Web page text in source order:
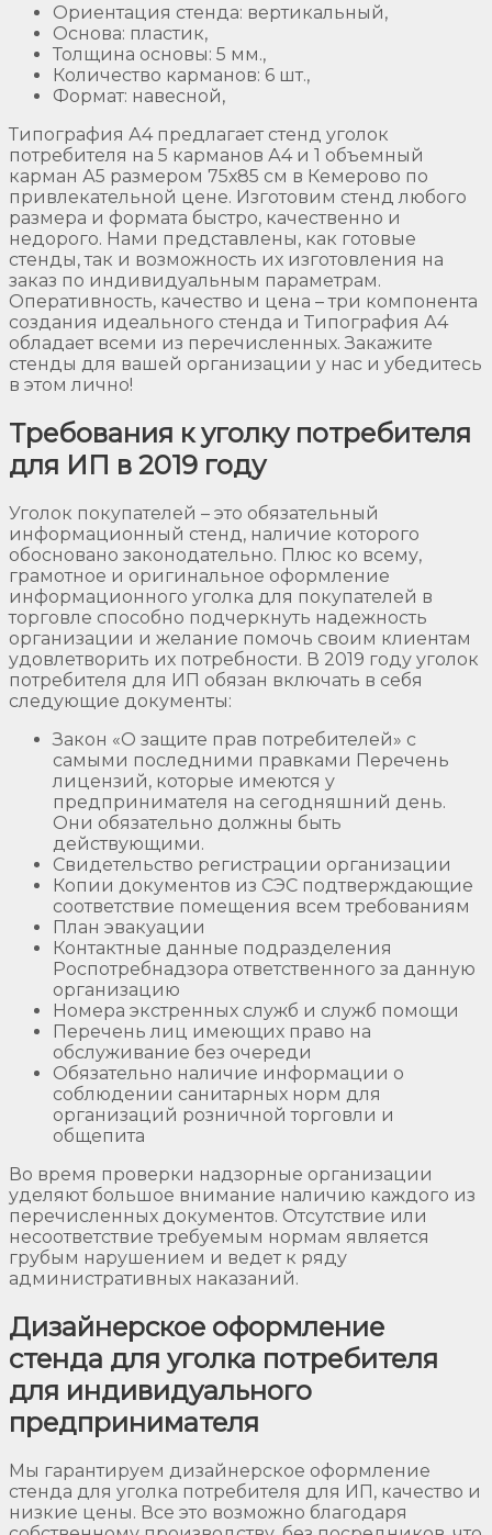
Ориентация стенда: вертикальный,
Основа: пластик,
Толщина основы: 5 мм.,
Количество карманов: 6 шт.,
Формат: навесной,
Типография А4 предлагает стенд уголок
потребителя на 5 карманов А4 и 1 объемный
карман А5 размером 75х85 см в Кемерово по
привлекательной цене. Изготовим стенд любого
размера и формата быстро, качественно и
недорого. Нами представлены, как готовые
стенды, так и возможность их изготовления на
заказ по индивидуальным параметрам.
Оперативность, качество и цена – три компонента
создания идеального стенда и Типография А4
обладает всеми из перечисленных. Закажите
стенды для вашей организации у нас и убедитесь
в этом лично!
Требования к уголку потребителя
для ИП в 2019 году
Уголок покупателей – это обязательный
информационный стенд, наличие которого
обосновано законодательно. Плюс ко всему,
грамотное и оригинальное оформление
информационного уголка для покупателей в
торговле способно подчеркнуть надежность
организации и желание помочь своим клиентам
удовлетворить их потребности. В 2019 году уголок
потребителя для ИП обязан включать в себя
следующие документы:
Закон «О защите прав потребителей» с
самыми последними правками Перечень
лицензий, которые имеются у
предпринимателя на сегодняшний день.
Они обязательно должны быть
действующими.
Свидетельство регистрации организации
Копии документов из СЭС подтверждающие
соответствие помещения всем требованиям
План эвакуации
Контактные данные подразделения
Роспотребнадзора ответственного за данную
организацию
Номера экстренных служб и служб помощи
Перечень лиц имеющих право на
обслуживание без очереди
Обязательно наличие информации о
соблюдении санитарных норм для
организаций розничной торговли и
общепита
Во время проверки надзорные организации
уделяют большое внимание наличию каждого из
перечисленных документов. Отсутствие или
несоответствие требуемым нормам является
грубым нарушением и ведет к ряду
административных наказаний.
Дизайнерское оформление
стенда для уголка потребителя
для индивидуального
предпринимателя
Мы гарантируем дизайнерское оформление
стенда для уголка потребителя для ИП, качество и
низкие цены. Все это возможно благодаря